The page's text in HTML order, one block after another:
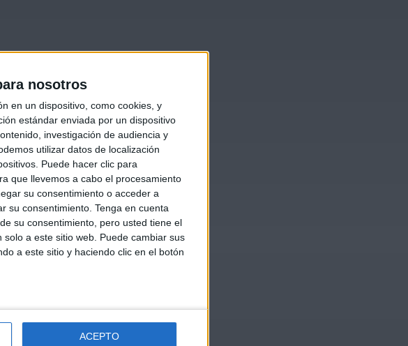
nosotros
en un dispositivo, como cookies, y
estándar enviada por un dispositivo
investigación de audiencia y
utilizar datos de localización
Puede hacer clic para
que llevemos a cabo el procesamiento
su consentimiento o acceder a
su consentimiento. Tenga en cuenta
su consentimiento, pero usted tiene el
a este sitio web. Puede cambiar sus
a este sitio y haciendo clic en el botón
ACEPTO